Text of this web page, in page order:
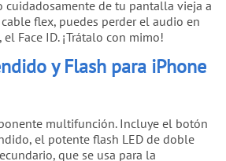
cuidadosamente de tu pantalla vieja a
flex, puedes perder el audio en
Face ID. ¡Trátalo con mimo!
y Flash para iPhone
multifunción. Incluye el botón
el potente flash LED de doble
que se usa para la